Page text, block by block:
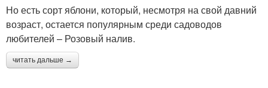
Но есть сорт яблони, который, несмотря на свой давний
возраст, остается популярным среди садоводов
любителей – Розовый налив.
читать дальше →